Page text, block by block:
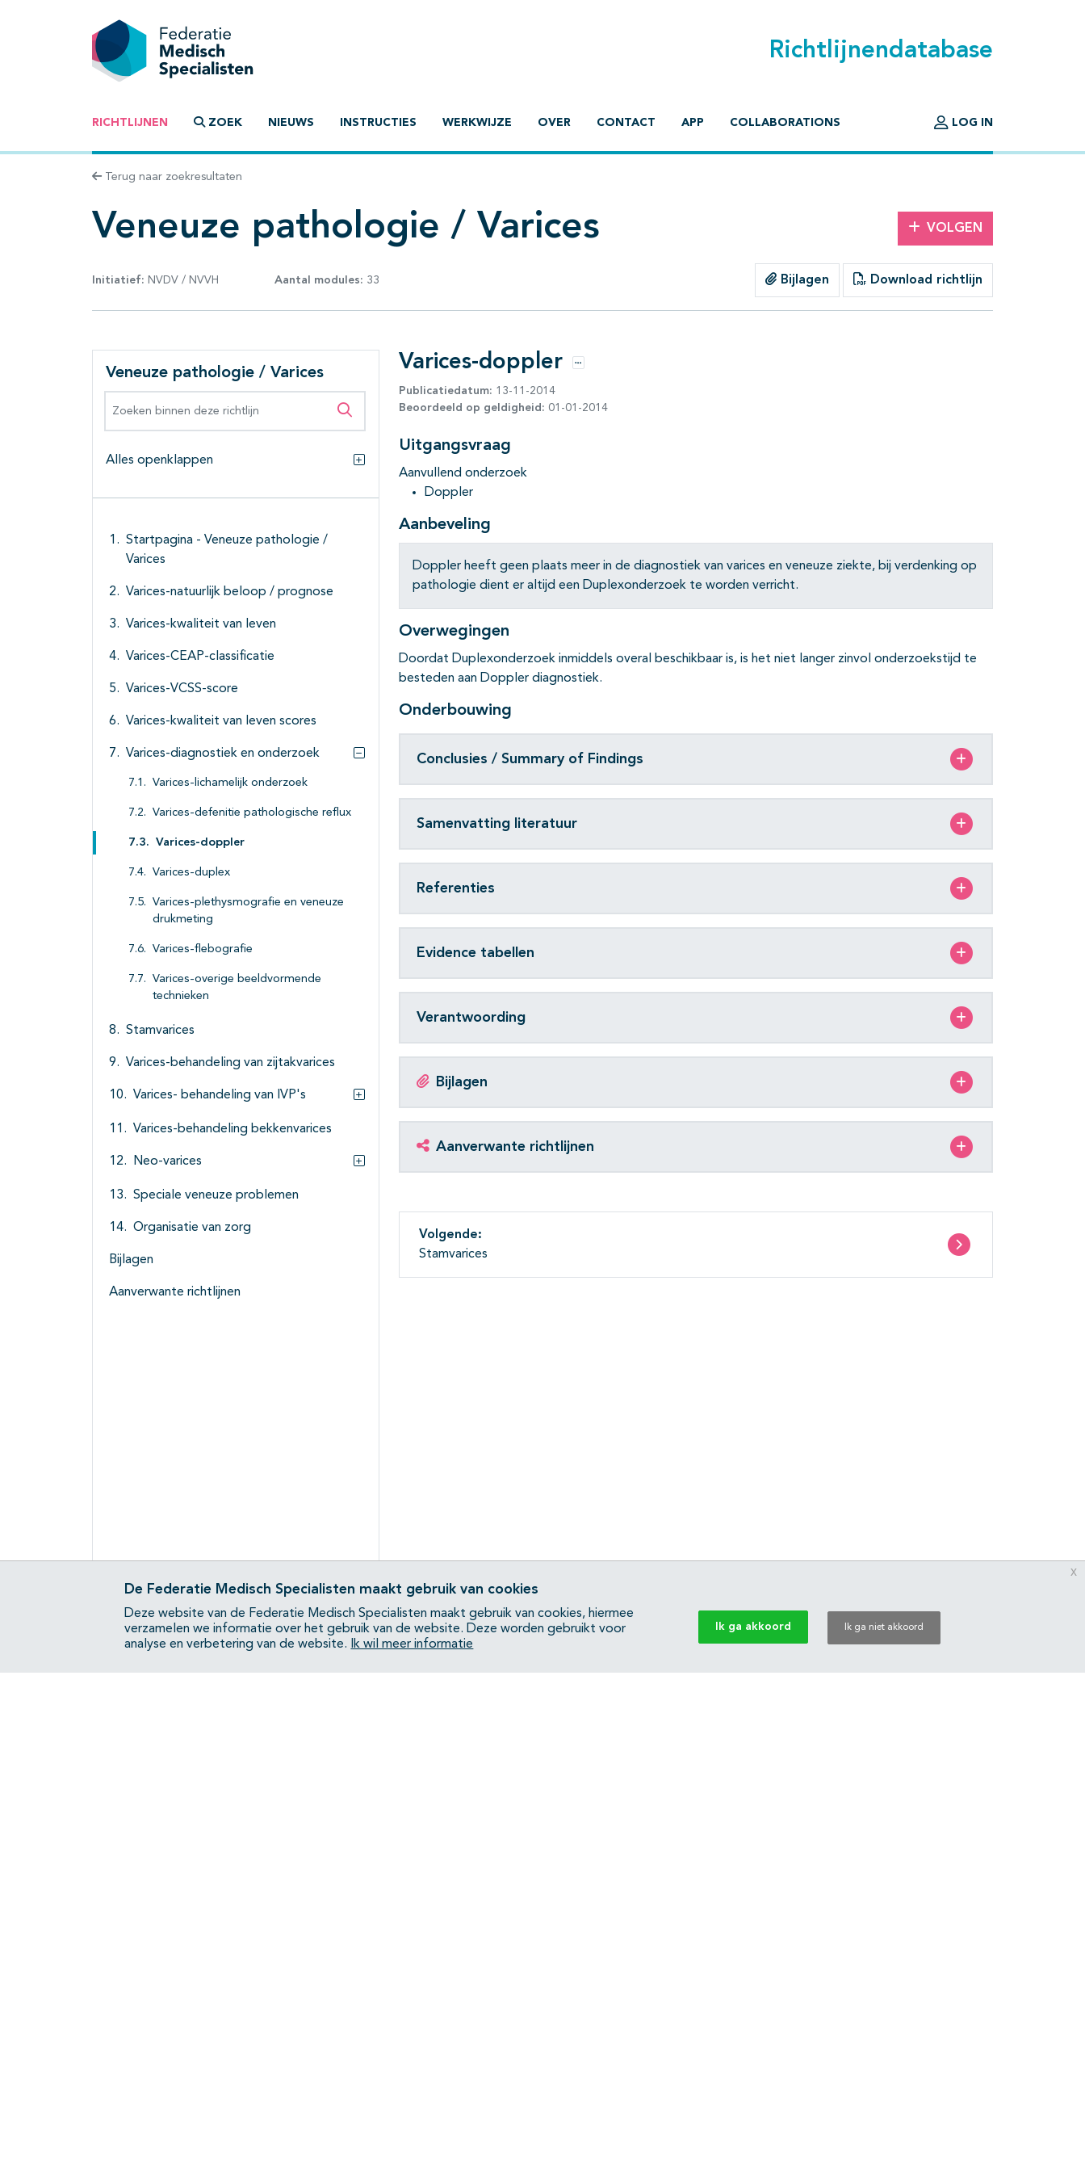
Richtlijnendatabase
RICHTLIJNEN ZOEK NIEUWS INSTRUCTIES WERKWIJZE OVER CONTACT APP COLLABORATIONS LOG IN
Terug naar zoekresultaten
Veneuze pathologie / Varices VOLGEN
Initiatief: NVDV / NVVH Aantal modules: 33 Bijlagen Download richtlijn
Veneuze pathologie / Varices
Zoeken binnen deze richtlijn
Alles openklappen
Alles openklappen
Startpagina - Veneuze pathologie /
Varices
Varices-natuurlijk beloop / prognose
Varices-kwaliteit van leven
Varices-CEAP-classificatie
Varices-VCSS-score
Varices-kwaliteit van leven scores
Varices-diagnostiek en onderzoek
Varices-lichamelijk onderzoek
Varices-defenitie pathologische reflux
Varices-doppler
Varices-duplex
Varices-plethysmografie en veneuze
drukmeting
Varices-flebografie
Varices-overige beeldvormende
technieken
Stamvarices
Varices-behandeling van zijtakvarices
Varices- behandeling van IVP's
Varices-behandeling bekkenvarices
Neo-varices
Speciale veneuze problemen
Organisatie van zorg
Bijlagen
Aanverwante richtlijnen
Varices-doppler Opties
Publicatiedatum: 13-11-2014
Beoordeeld op geldigheid: 01-01-2014
Uitgangsvraag
Aanvullend onderzoek
Doppler
Aanbeveling
Doppler heeft geen plaats meer in de diagnostiek van varices en veneuze ziekte, bij verdenking op
pathologie dient er altijd een Duplexonderzoek te worden verricht.
Overwegingen
Doordat Duplexonderzoek inmiddels overal beschikbaar is, is het niet langer zinvol onderzoekstijd te
besteden aan Doppler diagnostiek.
Onderbouwing
Conclusies / Summary of Findings
Samenvatting literatuur
Referenties
Evidence tabellen
Verantwoording
Bijlagen
Aanverwante richtlijnen
Volgende:
Stamvarices
De Federatie Medisch Specialisten maakt gebruik van cookies
Deze website van de Federatie Medisch Specialisten maakt gebruik van cookies, hiermee
verzamelen we informatie over het gebruik van de website. Deze worden gebruikt voor
analyse en verbetering van de website.
Ik wil meer informatie
Ik ga akkoord Ik ga niet akkoord
x